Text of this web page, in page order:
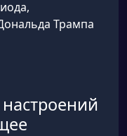
Трампа